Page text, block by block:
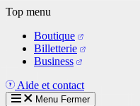
Aller
contenu
principal
Top menu
Boutique
Billetterie
Business
Aide et contact
Menu Fermer